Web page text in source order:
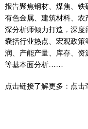
报告聚焦钢材、煤焦、铁
有色金属、建筑材料、农
深分析师倾力打造，深度
囊括行业热点、宏观政策
润、产能产量、库存、
等基本面分析……
点击链接了解更多：点击